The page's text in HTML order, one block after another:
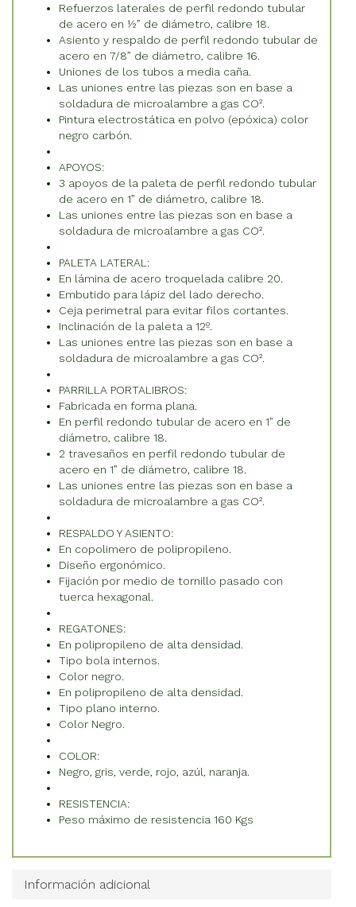
Refuerzos laterales de perfil redondo tubular
de acero en ½” de diámetro, calibre 18.
Asiento y respaldo de perfil redondo tubular de
acero en 7/8” de diámetro, calibre 16.
Uniones de los tubos a media caña.
Las uniones entre las piezas son en base a
soldadura de microalambre a gas CO².
Pintura electrostática en polvo (epóxica) color
negro carbón.
APOYOS:
3 apoyos de la paleta de perfil redondo tubular
de acero en 1” de diámetro, calibre 18.
Las uniones entre las piezas son en base a
soldadura de microalambre a gas CO².
PALETA LATERAL:
En lámina de acero troquelada calibre 20.
Embutido para lápiz del lado derecho.
Ceja perimetral para evitar filos cortantes.
Inclinación de la paleta a 12º.
Las uniones entre las piezas son en base a
soldadura de microalambre a gas CO².
PARRILLA PORTALIBROS:
Fabricada en forma plana.
En perfil redondo tubular de acero en 1” de
diámetro, calibre 18.
2 travesaños en perfil redondo tubular de
acero en 1” de diámetro, calibre 18.
Las uniones entre las piezas son en base a
soldadura de microalambre a gas CO².
RESPALDO Y ASIENTO:
En copolimero de polipropileno.
Diseño ergonómico.
Fijación por medio de tornillo pasado con
tuerca hexagonal.
REGATONES:
En polipropileno de alta densidad.
Tipo bola internos.
Color negro.
En polipropileno de alta densidad.
Tipo plano interno.
Color Negro.
COLOR:
Negro, gris, verde, rojo, azúl, naranja.
RESISTENCIA:
Peso máximo de resistencia 160 Kgs
Información adicional